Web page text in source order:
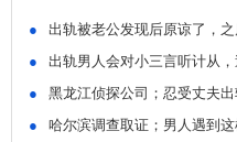
●
出轨被老公发现后原谅了，
●
出轨男人会对小三言听计从
●
黑龙江侦探公司；忍受丈夫
●
哈尔滨调查取证；男人遇到